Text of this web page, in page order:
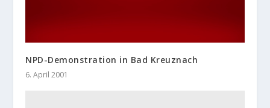
NPD-Demonstration in Bad Kreuznach
6. April 2001